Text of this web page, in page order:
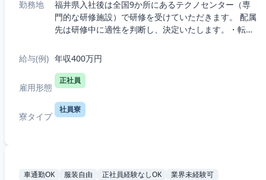
勤務地
福井県入社後は全国9か所にあるテクノセンター（専
門的な研修施設）で研修を受けていただきます。 配属
先は研修中に適性を判断し、決定いたします。・転勤
在お住まいの地方区分での配属となります！ ・...
給与(例) 年収400万円
雇用形態
正社員
寮タイプ
社員寮
車通勤OK 服装自由 正社員経験なしOK 業界未経験可